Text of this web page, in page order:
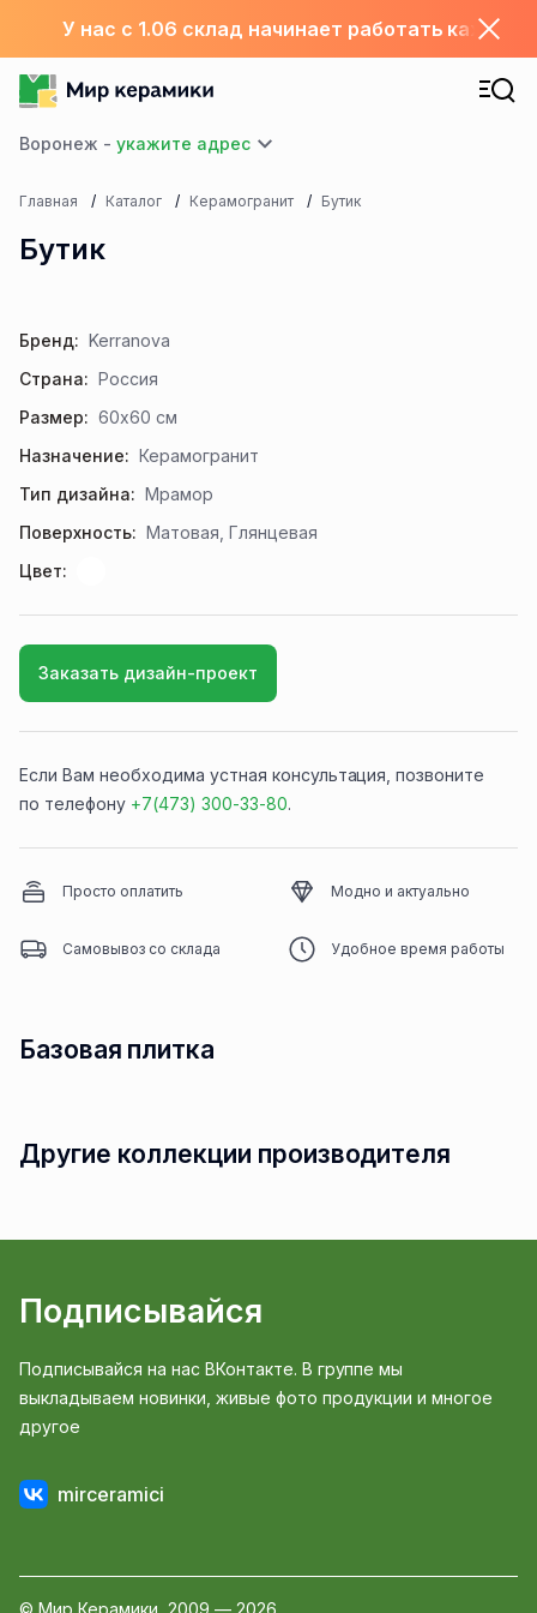
У нас с 1.06 склад начинает работать каждый
Воронеж -
Главная Каталог Керамогранит Бутик
Бутик
Бренд: Kerranova
Страна: Россия
Размер: 60x60 см
Назначение: Керамогранит
Тип дизайна: Мрамор
Поверхность: Матовая, Глянцевая
Цвет:
Заказать дизайн-проект
Если Вам необходима устная консультация, позвоните
по телефону +7(473) 300-33-80.
Просто оплатить Модно и актуально
Самовывоз со склада Удобное время работы
Базовая плитка
Другие коллекции производителя
Подписывайся
Подписывайся на нас ВКонтакте. В группе мы
выкладываем новинки, живые фото продукции и многое
другое
mirceramici
© Мир Керамики, 2009 — 2026